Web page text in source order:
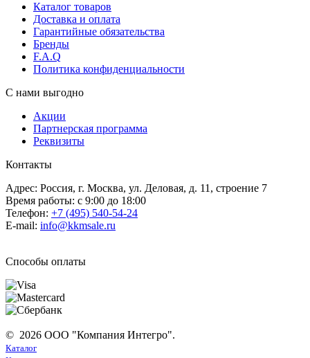
Каталог товаров
Доставка и оплата
Гарантийные обязательства
Бренды
F.A.Q
Политика конфиденциальности
С нами выгодно
Акции
Партнерская программа
Реквизиты
Контакты
Адрес: Россия, г. Москва, ул. Деловая, д. 11, строение 7
Время работы: с 9:00 до 18:00
Телефон: +7 (495) 540-54-24
E-mail: info@kkmsale.ru
Способы оплаты
© 2026 ООО "Компания Интегро".
Каталог